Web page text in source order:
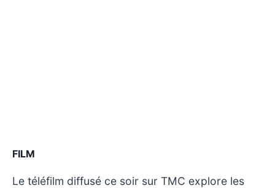
FILM
Le téléfilm diffusé ce soir sur TMC explore les